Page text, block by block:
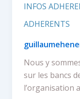
INFOS
ADHERENTS
Nous y
sur les bancs
l’organisation